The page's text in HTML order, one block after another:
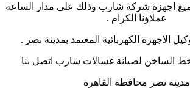
اجهزة شركة شارب وذلك على مدار الساعه
عملاؤنا الكرام .
الاجهزة الكهربائية المعتمد بمدينة نصر .
الساخن لصيانة غسالات شارب اتصل بنا
مدينة نصر محافظة القاهرة